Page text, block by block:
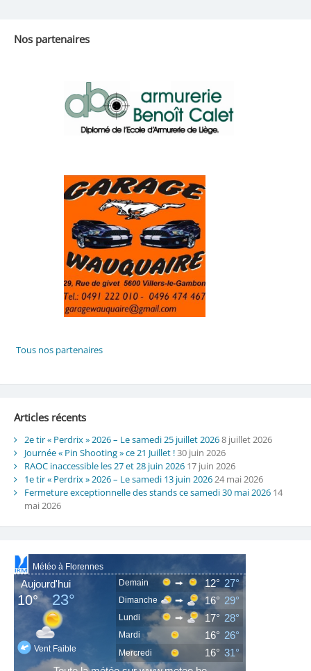
Nos partenaires
Tous nos partenaires
Articles récents
2e tir « Perdrix » 2026 – Le samedi 25 juillet 20268 juillet 2026
Journée « Pin Shooting » ce 21 Juillet !30 juin 2026
RAOC inaccessible les 27 et 28 juin 2026 17 juin 2026
1e tir « Perdrix » 2026 – Le samedi 13 juin 202624 mai 2026
Fermeture exceptionnelle des stands ce samedi 30 mai 2026 14
mai 2026